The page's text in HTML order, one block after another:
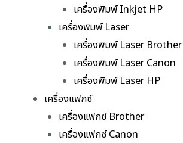
เครื่องพิมพ์ Inkjet HP
เครื่องพิมพ์ Laser
เครื่องพิมพ์ Laser Brother
เครื่องพิมพ์ Laser Canon
เครื่องพิมพ์ Laser HP
เครื่องแฟกซ์
เครื่องแฟกซ์ Brother
เครื่องแฟกซ์ Canon